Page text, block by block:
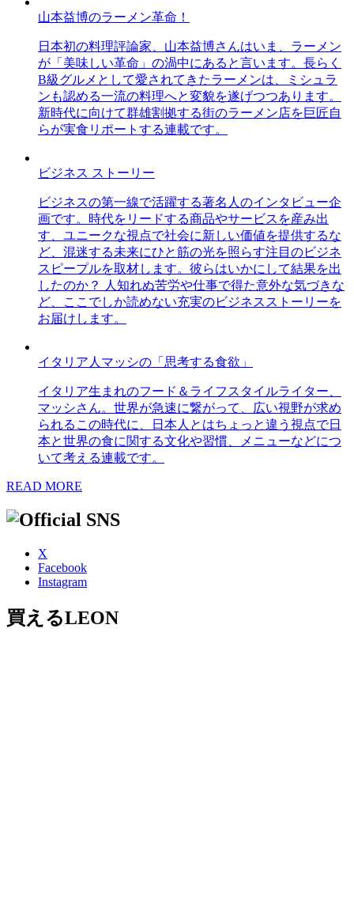
山本益博のラーメン革命！
日本初の料理評論家、山本益博さんはいま、ラーメン
が「美味しい革命」の渦中にあると言います。長らく
B級グルメとして愛されてきたラーメンは、ミシュラ
ンも認める一流の料理へと変貌を遂げつつあります。
新時代に向けて群雄割拠する街のラーメン店を巨匠自
らが実食リポートする連載です。
ビジネス ストーリー
ビジネスの第一線で活躍する著名人のインタビュー企
画です。時代をリードする商品やサービスを産み出
す、ユニークな視点で社会に新しい価値を提供するな
ど、混迷する未来にひと筋の光を照らす注目のビジネ
スピープルを取材します。彼らはいかにして結果を出
したのか？ 人知れぬ苦労や仕事で得た意外な気づきな
ど、ここでしか読めない充実のビジネスストーリーを
お届けします。
イタリア人マッシの「思考する食欲」
イタリア生まれのフード＆ライフスタイルライター、
マッシさん。世界が急速に繋がって、広い視野が求め
られるこの時代に、日本人とはちょっと違う視点で日
本と世界の食に関する文化や習慣、メニューなどにつ
いて考える連載です。
READ MORE
X
Facebook
Instagram
買えるLEON